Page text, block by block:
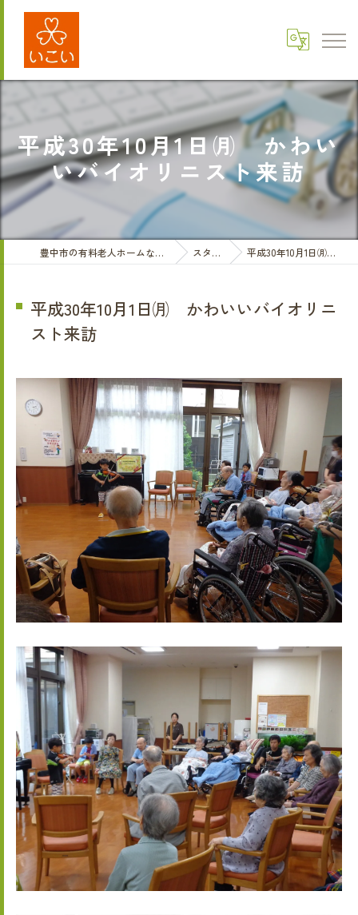
平成30年10月1日㈪ かわい
いバイオリニスト来訪
豊中市の有料老人ホームなら医療法人三和会 有料老人ホームいこい スタッフブログ 平成30年10月1日㈪ かわいいバイオリニスト来訪
平成30年10月1日㈪ かわいいバイオリニ
スト来訪